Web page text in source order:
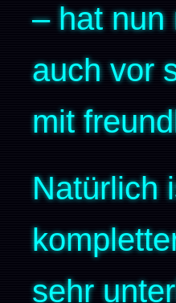
– hat nun
auch vor
mit
Natürlich
sehr